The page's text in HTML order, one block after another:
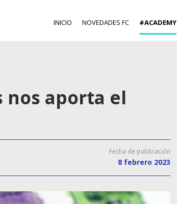
INICIO NOVEDADES FC #ACADEMY
nos aporta el
Fecha de publicación
8 febrero 2023